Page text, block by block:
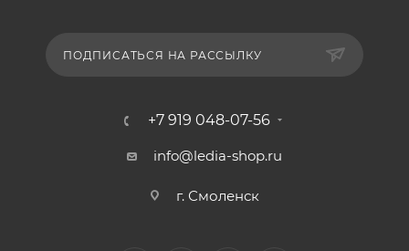
ПОДПИСАТЬСЯ НА РАССЫЛКУ
+7 919 048-07-56
info@ledia-shop.ru
г. Смоленск